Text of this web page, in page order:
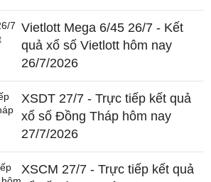
Vietlott Mega 6/45 26/7 - Kết
quả xổ số Vietlott hôm nay
26/7/2026
XSDT 27/7 - Trực tiếp kết quả
xổ số Đồng Tháp hôm nay
27/7/2026
XSCM 27/7 - Trực tiếp kết quả